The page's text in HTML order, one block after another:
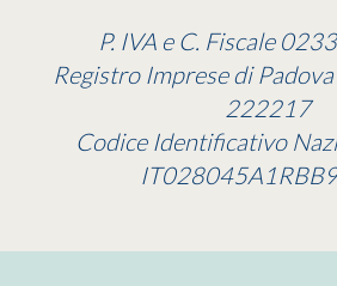
P. IVA e C. Fiscale
Registro Imprese di
222217
Codice Identificativo